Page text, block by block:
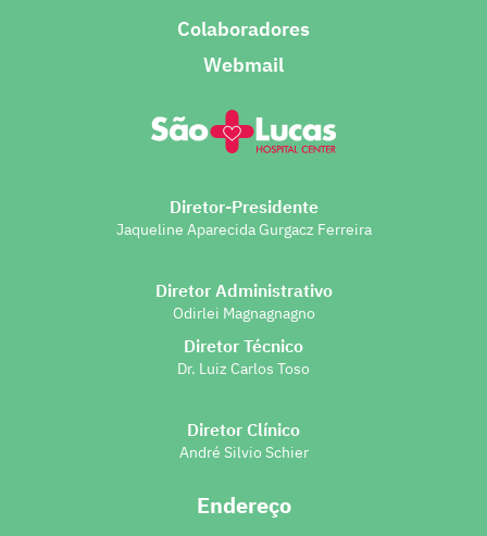
Colaboradores
Webmail
Diretor-Presidente
Jaqueline Aparecida Gurgacz Ferreira
Diretor Administrativo
Odirlei Magnagnagno
Diretor Técnico
Dr. Luiz Carlos Toso
Diretor Clínico
André Silvio Schier
Endereço